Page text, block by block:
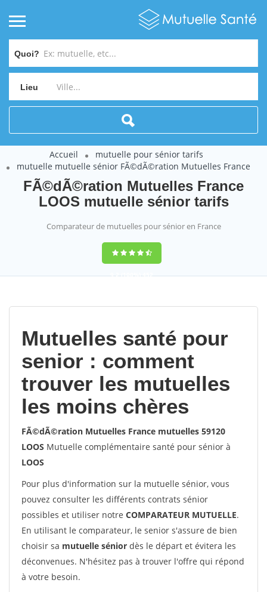
Quoi?
Lieu
Accueil
mutuelle pour sénior tarifs
mutuelle mutuelle sénior FÃ©dÃ©ration Mutuelles France
FÃ©dÃ©ration Mutuelles France
LOOS mutuelle sénior tarifs
Comparateur de mutuelles pour sénior en France
9,2(100%)452
Mutuelles santé pour
senior : comment
trouver les mutuelles
les moins chères
FÃ©dÃ©ration Mutuelles France mutuelles 59120
LOOS Mutuelle complémentaire santé pour sénior à
LOOS
Pour plus d'information sur la mutuelle sénior, vous
pouvez consulter les différents contrats sénior
possibles et utiliser notre COMPARATEUR MUTUELLE.
En utilisant le comparateur, le senior s'assure de bien
choisir sa mutuelle sénior dès le départ et évitera les
déconvenues. N'hésitez pas à trouver l'offre qui répond
à votre besoin.